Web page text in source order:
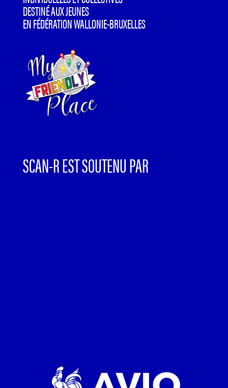
DESTINÉ AUX JEUNES
EN FÉDÉRATION WALLONIE-BRUXELLES
SCAN-R EST SOUTENU PAR